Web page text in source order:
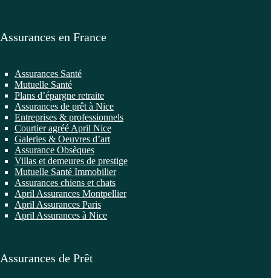
Assurances en France
Assurances Santé
Mutuelle Santé
Plans d’épargne retraite
Assurances de prêt à Nice
Entreprises & professionnels
Courtier agréé April Nice
Galeries & Oeuvres d’art
Assurance Obsèques
Villas et demeures de prestige
Mutuelle Santé Immobilier
Assurances chiens et chats
April Assurances Montpellier
April Assurances Paris
April Assurances à Nice
Assurances de Prêt